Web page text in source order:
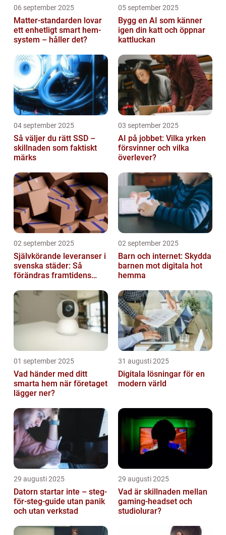
06 september 2025
Matter-standarden lovar
ett enhetligt smart hem-
system – håller det?
05 september 2025
Bygg en AI som känner
igen din katt och öppnar
kattluckan
04 september 2025
Så väljer du rätt SSD –
skillnaden som faktiskt
märks
03 september 2025
AI på jobbet: Vilka yrken
försvinner och vilka
överlever?
02 september 2025
Självkörande leveranser i
svenska städer: Så
förändras framtidens
02 september 2025
Barn och internet: Skydda
barnen mot digitala hot
hemma
01 september 2025
Vad händer med ditt
smarta hem när företaget
lägger ner?
31 augusti 2025
Digitala lösningar för en
modern värld
29 augusti 2025
Datorn startar inte – steg-
för-steg-guide utan panik
och utan verkstad
29 augusti 2025
Vad är skillnaden mellan
gaming-headset och
studiolurar?